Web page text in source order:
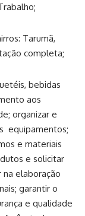
Tarumã,
completa;
bebidas
aos
organizar e
equipamentos;
e materiais
e solicitar
na elaboração
garantir o
e qualidade